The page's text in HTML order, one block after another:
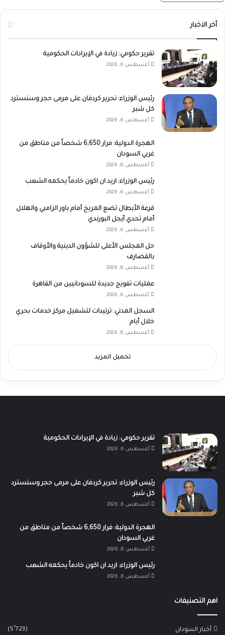
أخر الاخبار
تقرير حكومي: زيادة في الإيرادات الحكومية
أغسطس 6, 2026
رئيس الوزراء: تحرير كردفان على مرمى حجر وسنسترد
كل شبر
أغسطس 6, 2026
الهجرة الدولية: فرار 6,650 شخصاً من مناطق من
غربي السودان
أغسطس 6, 2026
رئيس الوزراء: اريد ان اكون خادماً يحكمه الشعب
أغسطس 6, 2026
قرعة الأبطال تضع المريخ أمام باور الزامبي والهلال
أمام تحدي أيجل البورندي
أغسطس 6, 2026
حل المجلس الأعلى للشؤون الدينية والأوقاف
بالقضارف
أغسطس 6, 2026
عمليات تفويج جديدة للسودانيين من القاهرة
أغسطس 6, 2026
السجل المدني: ترتيبات لتشغيل مركز خدمات بحري
خلال أيام
أغسطس 6, 2026
تحميل المزيد
تقرير حكومي: زيادة في الإيرادات الحكومية
أغسطس 6, 2026
رئيس الوزراء: تحرير كردفان على مرمى حجر وسنسترد
كل شبر
أغسطس 6, 2026
الهجرة الدولية: فرار 6,650 شخصاً من مناطق من
غربي السودان
أغسطس 6, 2026
رئيس الوزراء: اريد ان اكون خادماً يحكمه الشعب
أغسطس 6, 2026
اهم التصنيفات
أخبار السودان (5٬723)